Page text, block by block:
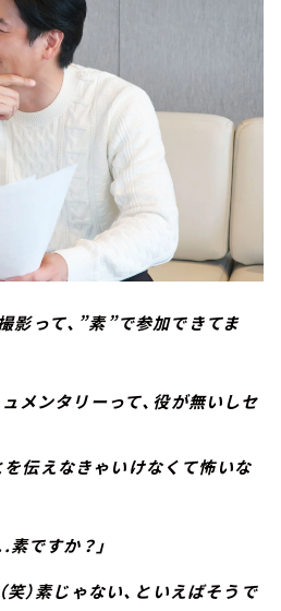
影って、”素”で参加できてま
ュメンタリーって、役が無いしセ
えなきゃいけなくて怖いな
ですか？」
笑）素じゃない、といえばそうで